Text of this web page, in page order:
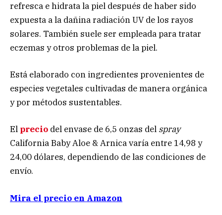
refresca e hidrata la piel después de haber sido
expuesta a la dañina radiación UV de los rayos
solares. También suele ser empleada para tratar
eczemas y otros problemas de la piel.
Está elaborado con ingredientes provenientes de
especies vegetales cultivadas de manera orgánica
y por métodos sustentables.
El precio del envase de 6,5 onzas del spray
California Baby Aloe & Arnica varía entre 14,98 y
24,00 dólares, dependiendo de las condiciones de
envío.
Mira el precio en Amazon